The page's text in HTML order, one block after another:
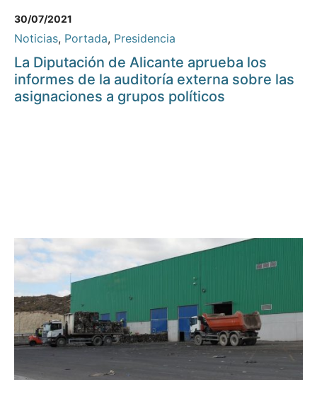
30/07/2021
Noticias, Portada, Presidencia
La Diputación de Alicante aprueba los
informes de la auditoría externa sobre las
asignaciones a grupos políticos